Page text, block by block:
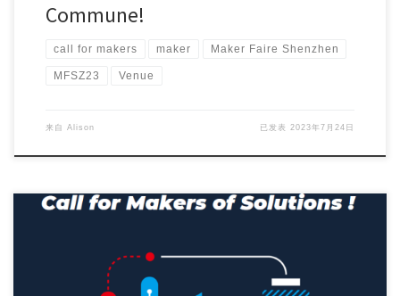
Commune!
call for makers maker Maker Faire Shenzhen
MFSZ23 Venue
来自 Alison 已发表2023年7月24日